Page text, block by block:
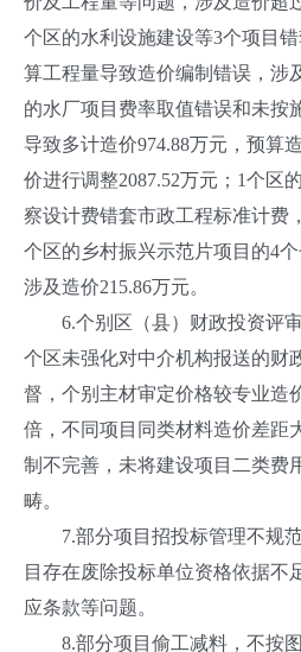
个区的水利设施建设等3个项目
算工程量导致造价编制错误，涉
的水厂项目费率取值错误和未按
导致多计造价974.88万元，预算
价进行调整2087.52万元；1个区
察设计费错套市政工程标准计费
个区的乡村振兴示范片项目的4
涉及造价215.86万元。
6.个别区（县）财政投资评审
个区未强化对中介机构报送的财
督，个别主材审定价格较专业造
倍，不同项目同类材料造价差距
制不完善，未将建设项目二类费
畴。
7.部分项目招投标管理不规范
目存在废除投标单位资格依据不
应条款等问题。
8.部分项目偷工减料，不按图